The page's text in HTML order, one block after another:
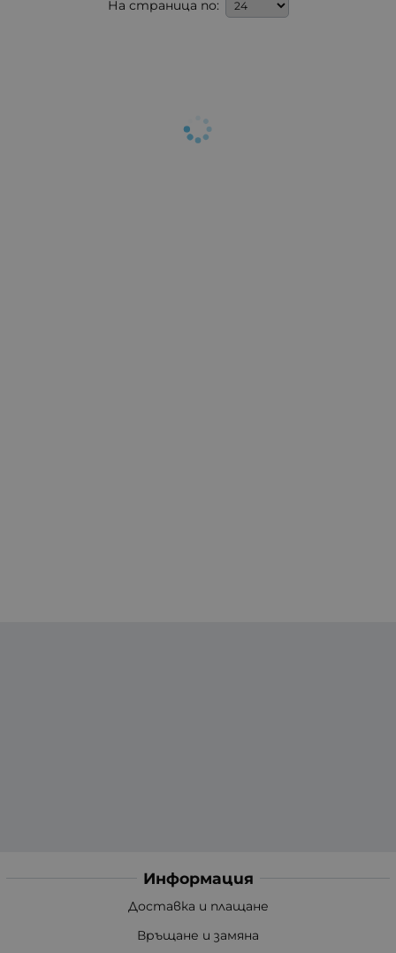
На страница по:
Информация
Доставка и плащане
Връщане и замяна